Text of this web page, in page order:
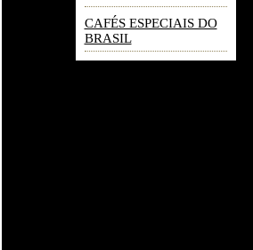
CAFÉS ESPECIAIS DO
BRASIL